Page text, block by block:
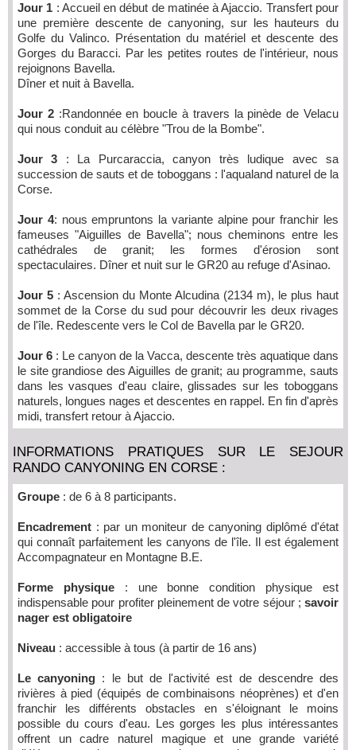
Jour 1 : Accueil en début de matinée à Ajaccio. Transfert pour
une première descente de canyoning, sur les hauteurs du
Golfe du Valinco. Présentation du matériel et descente des
Gorges du Baracci. Par les petites routes de l'intérieur, nous
rejoignons Bavella.
Dîner et nuit à Bavella.
Jour 2:Randonnée en boucle à travers la pinède de Velacu
qui nous conduit au célèbre "Trou de la Bombe".
Jour 3 : La Purcaraccia, canyon très ludique avec sa
succession de sauts et de toboggans : l'aqualand naturel de la
Corse.
Jour 4: nous empruntons la variante alpine pour franchir les
fameuses "Aiguilles de Bavella"; nous cheminons entre les
cathédrales de granit; les formes d'érosion sont
spectaculaires. Dîner et nuit sur le GR20 au refuge d'Asinao.
Jour 5 : Ascension du Monte Alcudina (2134 m), le plus haut
sommet de la Corse du sud pour découvrir les deux rivages
de l'île. Redescente vers le Col de Bavella par le GR20.
Jour 6 : Le canyon de la Vacca, descente très aquatique dans
le site grandiose des Aiguilles de granit; au programme, sauts
dans les vasques d'eau claire, glissades sur les toboggans
naturels, longues nages et descentes en rappel. En fin d'après
midi, transfert retour à Ajaccio.
INFORMATIONS PRATIQUES SUR LE SEJOUR
RANDO CANYONING EN CORSE :
Groupe : de 6 à 8 participants.
Encadrement : par un moniteur de canyoning diplômé d'état
qui connaît parfaitement les canyons de l'île. Il est également
Accompagnateur en Montagne B.E.
Forme physique: une bonne condition physique est
indispensable pour profiter pleinement de votre séjour ; savoir
nager est obligatoire
Niveau : accessible à tous (à partir de 16 ans)
Le canyoning : le but de l'activité est de descendre des
rivières à pied (équipés de combinaisons néoprènes) et d'en
franchir les différents obstacles en s'éloignant le moins
possible du cours d'eau. Les gorges les plus intéressantes
offrent un cadre naturel magique et une grande variété